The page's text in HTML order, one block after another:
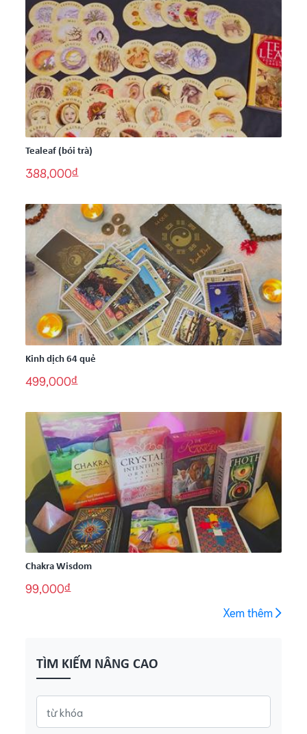
Tealeaf (bói trà)
388,000đ
Kinh dịch 64 quẻ
499,000đ
Chakra Wisdom
99,000đ
Xem thêm
TÌM KIẾM NÂNG CAO